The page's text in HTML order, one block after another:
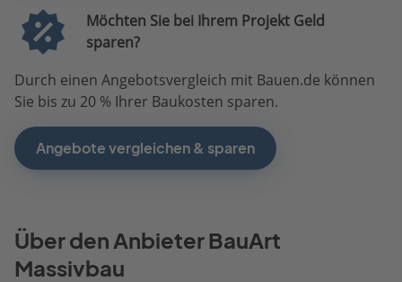
Möchten Sie bei Ihrem Projekt Geld
sparen?
Durch einen Angebotsvergleich mit Bauen.de können
Sie bis zu 20 % Ihrer Baukosten sparen.
Angebote vergleichen & sparen
Über den Anbieter BauArt
Massivbau